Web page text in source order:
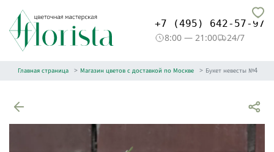
+7 (495) 642-57-97
8:00 — 21:00
24/7
Главная страница Магазин цветов с доставкой по Москве Букет невесты №4